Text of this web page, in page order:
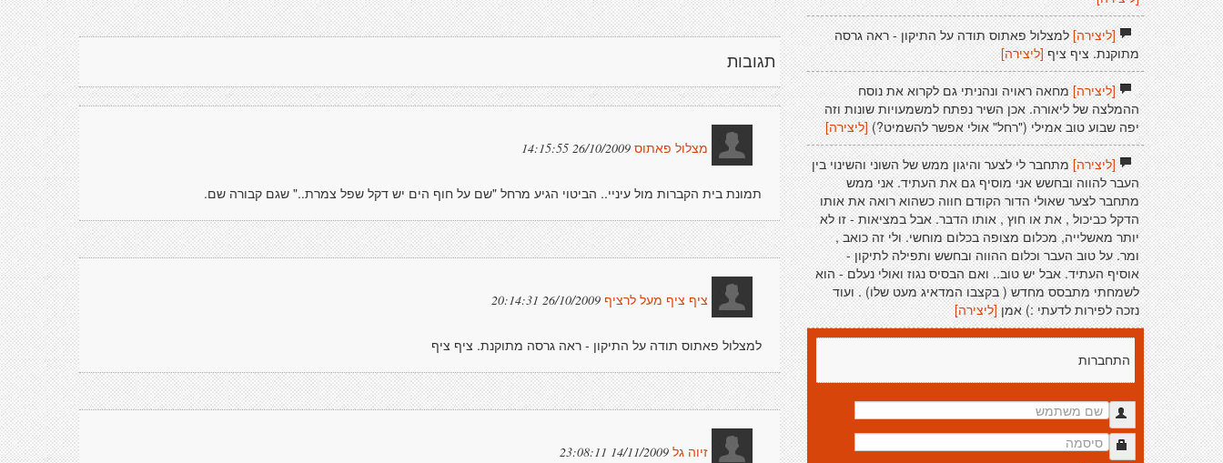
תגובות
מצלול פאתוס 26/10/2009 14:15:55
תמונת בית הקברות מול עיניי.. הביטוי הגיע מרחל "שם על חוף הים יש דקל שפל צמרת.." שגם קבורה שם.
ציף ציף מעל לרציף 26/10/2009 20:14:31
למצלול פאתוס תודה על התיקון - ראה גרסה מתוקנת. ציף ציף
זיוה גל 14/11/2009 23:08:11
[ליצירה]למצלול פאתוס תודה על התיקון - ראה גרסה
מתוקנת. ציף ציף [ליצירה]
[ליצירה]מחאה ראויה ונהניתי גם לקרוא את נוסח
ההמלצה של ליאורה. אכן השיר נפתח למשמעויות שונות וזה
יפה שבוע טוב אמילי ("רחל" אולי אפשר להשמיט?)[ליצירה]
[ליצירה]מתחבר לי לצער והיגון ממש של השוני והשינוי בין
העבר להווה ובחשש אני מוסיף גם את העתיד. אני ממש
מתחבר לצער שאולי הדור הקודם חווה כשהוא רואה את אותו
הדקל כביכול , את או חוץ , אותו הדבר. אבל במציאות - זו לא
יותר מאשלייה, מכלום מצופה בכלום מוחשי. ולי זה כואב ,
ומר. על טוב העבר וכלום ההווה ובחשש ותפילה לתיקון -
אוסיף העתיד. אבל יש טוב.. ואם הבסיס נגוז ואולי נעלם - הוא
לשמחתי מתבסס מחדש ( בקצבו המדאיג מעט שלו) . ועוד
נזכה לפירות לדעתי :) אמן [ליצירה]
התחברות